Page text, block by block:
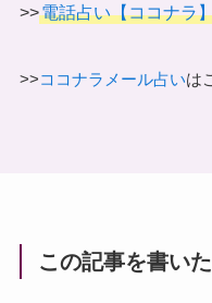
>>電話占い【ココナラ
>>ココナラメール占いは
この記事を書い